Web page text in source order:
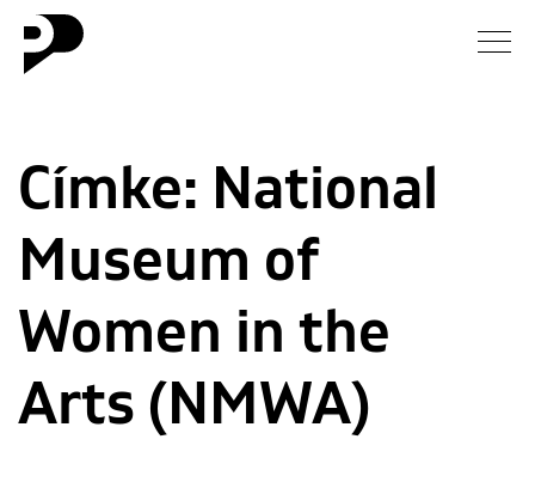
Galéria
Interjú
Esszé
Címke: National
Museum of
Women in the
Arts (NMWA)